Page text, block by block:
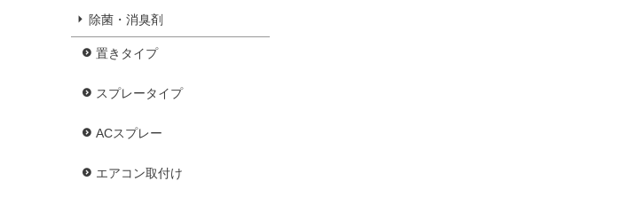
除菌・消臭剤
置きタイプ
スプレータイプ
ACスプレー
エアコン取付け